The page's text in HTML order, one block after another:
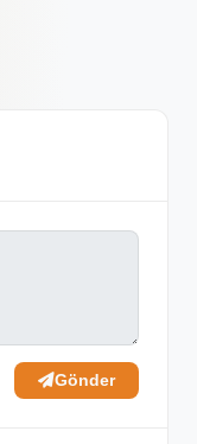
Gönder